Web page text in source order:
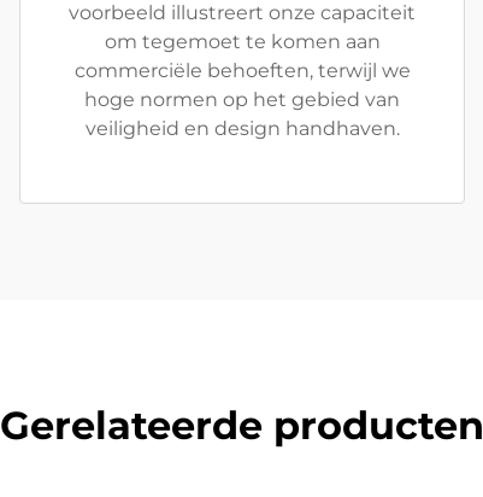
voorbeeld illustreert onze capaciteit
om tegemoet te komen aan
commerciële behoeften, terwijl we
hoge normen op het gebied van
veiligheid en design handhaven.
Gerelateerde producten